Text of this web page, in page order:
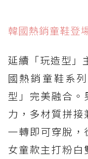
韓國熱銷童鞋登
延續「玩造型」
國熱銷童鞋系
型」完美融合。
力，多材質拼
一轉即可穿脫，
女童款主打粉